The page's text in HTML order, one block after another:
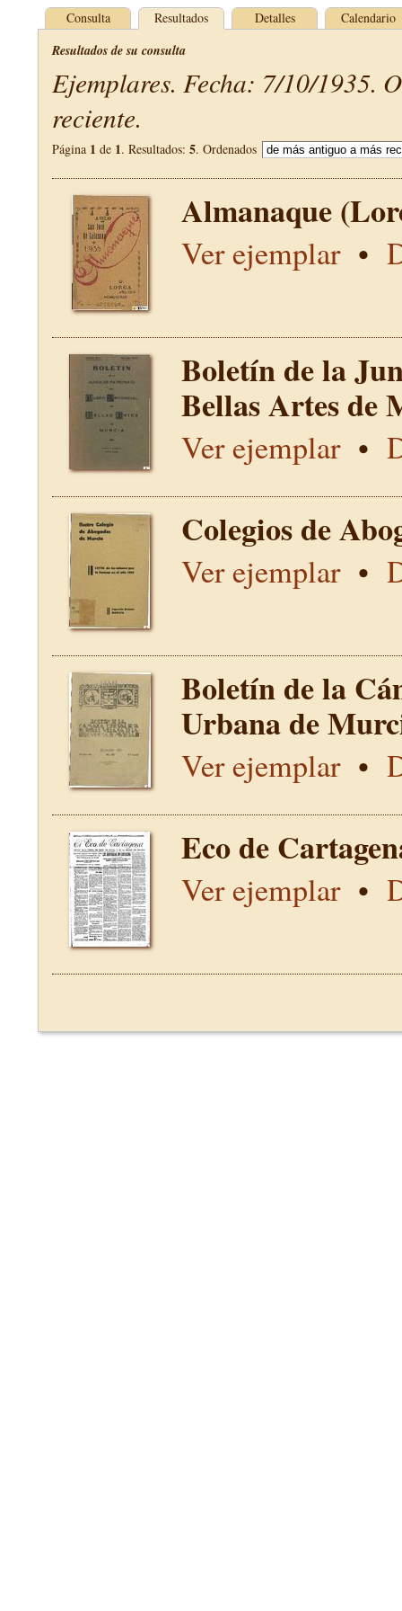
Consulta Resultados Detalles Calendario
Resultados de su consulta
Ejemplares. Fecha: 7/10/1935.
reciente.
Página 1 de 1. Resultados: 5. Ordenados
Almanaque
Ver ejemplar•
Boletín de la
Bellas Artes
Ver ejemplar•
Colegios de
Ver ejemplar•
Boletín de la
Urbana de
Ver ejemplar•
Eco de
Ver ejemplar•